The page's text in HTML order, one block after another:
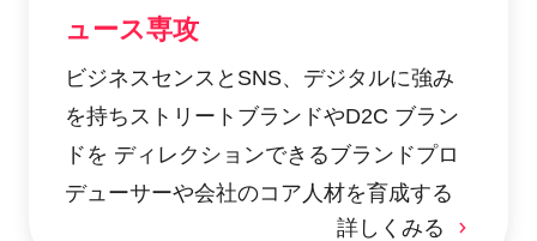
ュース専攻
ビジネスセンスとSNS、デジタルに強み
を持ちストリートブランドやD2C ブラン
ドを ディレクションできるブランドプロ
デューサーや会社のコア人材を育成する
詳しくみる